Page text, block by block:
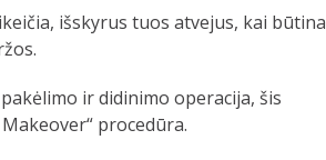
išskyrus tuos atvejus, kai būtina
ir didinimo operacija, šis
procedūra.